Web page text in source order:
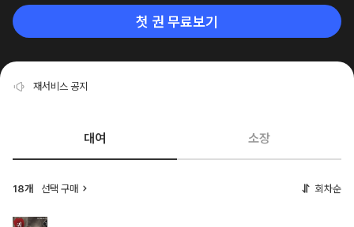
첫 권 무료보기
재서비스 공지
대여 소장
18개 선택 구매 회차순